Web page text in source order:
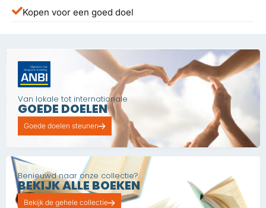
Kopen voor een goed doel
Van lokale tot internationale
GOEDE DOELEN
Goede doelen steunen
Benieuwd naar onze collectie?
BEKIJK ALLE BOEKEN
Bekijk de gehele collectie